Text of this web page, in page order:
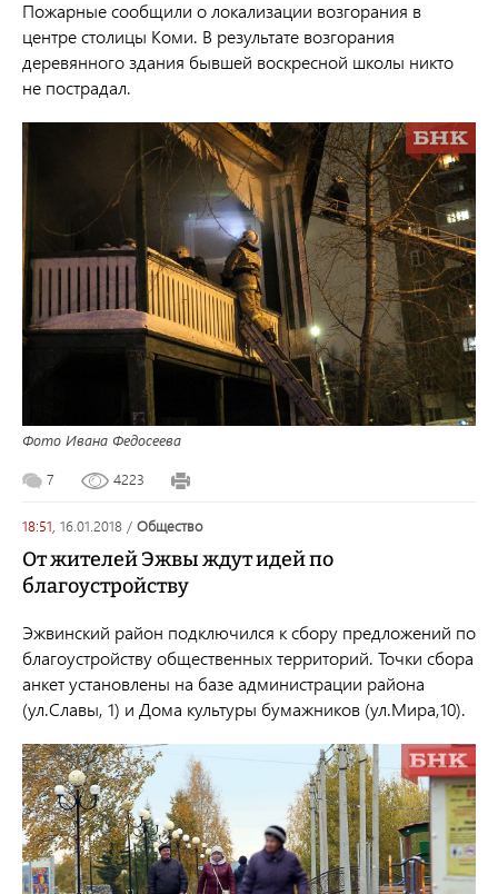
Пожарные сообщили о локализации возгорания в
центре столицы Коми. В результате возгорания
деревянного здания бывшей воскресной школы никто
не пострадал.
Фото Ивана Федосеева
7 4223
18:51, 16.01.2018 / общество
От жителей Эжвы ждут идей по
благоустройству
Эжвинский район подключился к сбору предложений по
благоустройству общественных территорий. Точки сбора
анкет установлены на базе администрации района
(ул.Славы, 1) и Дома культуры бумажников (ул.Мира,10).